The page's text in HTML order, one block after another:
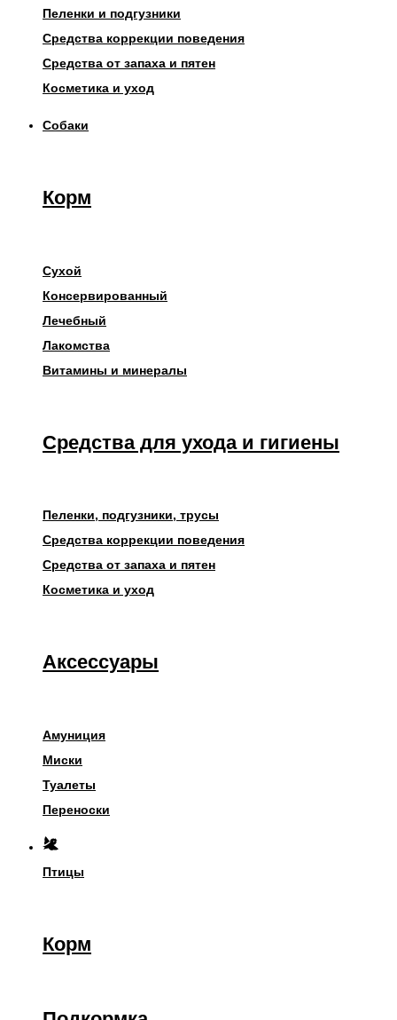
Пеленки и подгузники
Средства коррекции поведения
Средства от запаха и пятен
Косметика и уход
Собаки
Корм
Сухой
Консервированный
Лечебный
Лакомства
Витамины и минералы
Средства для ухода и гигиены
Пеленки, подгузники, трусы
Средства коррекции поведения
Средства от запаха и пятен
Косметика и уход
Аксессуары
Амуниция
Миски
Туалеты
Переноски
Птицы
Корм